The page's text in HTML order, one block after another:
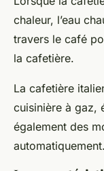
chaleur, l’eau
travers le café
la cafetière.
La cafetière
cuisinière à gaz,
également des
automatiquement.